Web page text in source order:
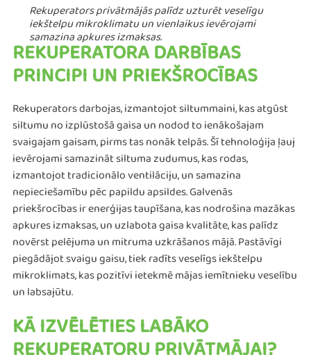
Rekuperators privātmājās palīdz uzturēt veselīgu
iekštelpu mikroklimatu un vienlaikus ievērojami
samazina apkures izmaksas.
REKUPERATORA DARBĪBAS
PRINCIPI UN PRIEKŠROCĪBAS
Rekuperators darbojas, izmantojot siltummaini, kas atgūst
siltumu no izplūstošā gaisa un nodod to ienākošajam
svaigajam gaisam, pirms tas nonāk telpās. Šī tehnoloģija ļauj
ievērojami samazināt siltuma zudumus, kas rodas,
izmantojot tradicionālo ventilāciju, un samazina
nepieciešamību pēc papildu apsildes. Galvenās
priekšrocības ir enerģijas taupīšana, kas nodrošina mazākas
apkures izmaksas, un uzlabota gaisa kvalitāte, kas palīdz
novērst pelējuma un mitruma uzkrāšanos mājā. Pastāvīgi
piegādājot svaigu gaisu, tiek radīts veselīgs iekštelpu
mikroklimats, kas pozitīvi ietekmē mājas iemītnieku veselību
un labsajūtu​​.
KĀ IZVĒLĒTIES LABĀKO